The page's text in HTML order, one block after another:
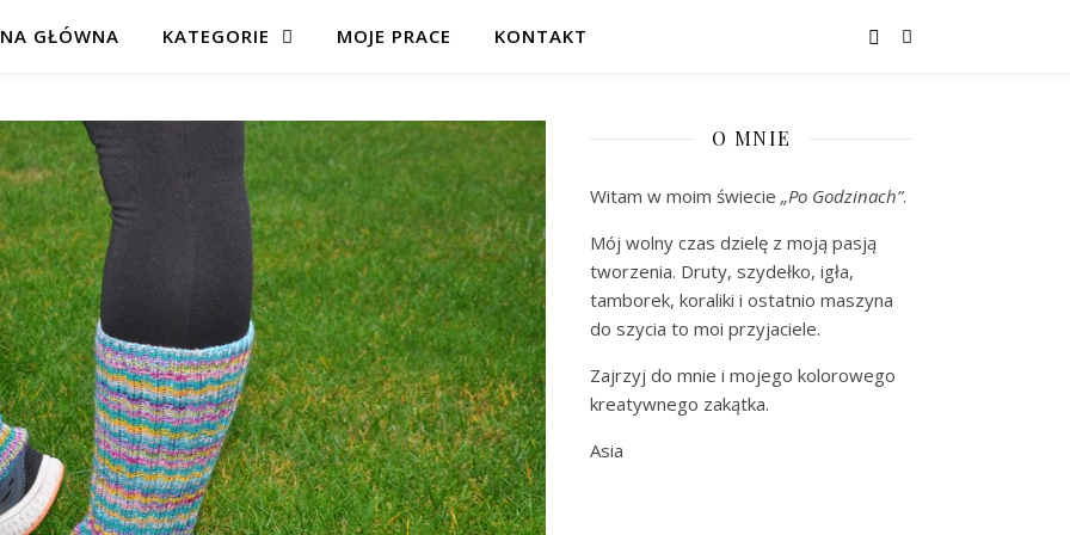
GŁÓWNA KATEGORIE MOJE PRACE KONTAKT
O MNIE
Witam w moim świecie „Po Godzinach”.
Mój wolny czas dzielę z moją pasją
tworzenia. Druty, szydełko, igła,
tamborek, koraliki i ostatnio maszyna
do szycia to moi przyjaciele.
Zajrzyj do mnie i mojego kolorowego
kreatywnego zakątka.
Asia